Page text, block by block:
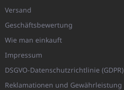
Versand
Geschäftsbewertung
Wie man einkauft
Impressum
DSGVO-Datenschutzrichtlinie (GDPR)
Reklamationen und Gewährleistung